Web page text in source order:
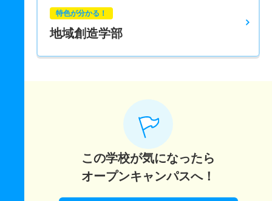
特色が分かる！
地域創造学部
この学校が気になったら
オープンキャンパスへ！